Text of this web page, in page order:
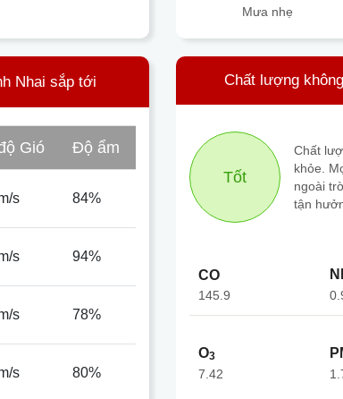
mưa nhẹ
Nhai sắp tới
Gió Độ ẩm
s 84%
s 94%
s 78%
s 80%
Chất lượng
Tốt
Chất
khỏe.
ngoài
tận
CO
145.9
O3
7.42